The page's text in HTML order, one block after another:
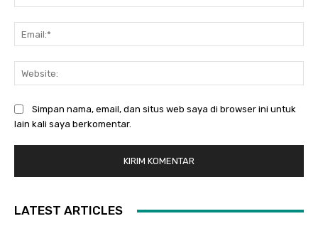
Simpan nama, email, dan situs web saya di browser ini untuk
lain kali saya berkomentar.
LATEST ARTICLES